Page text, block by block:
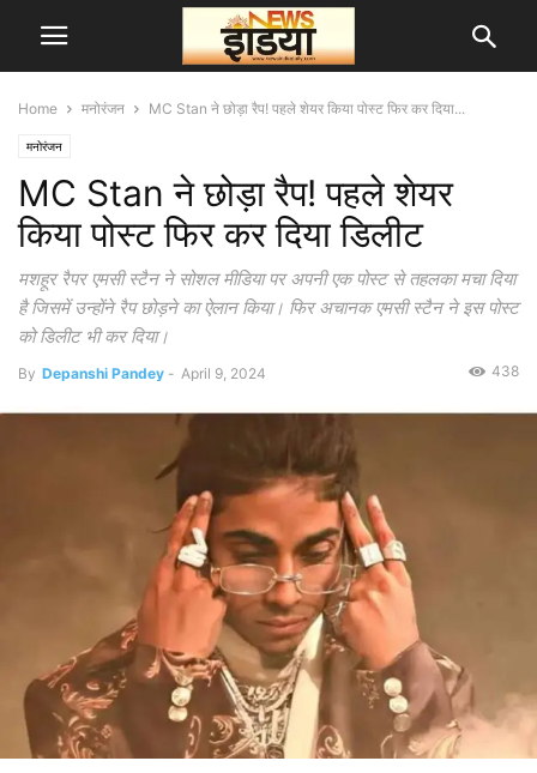
Home मनोरंजन MC Stan ने छोड़ा रैप! पहले शेयर किया पोस्ट फिर कर दिया...
मनोरंजन
MC Stan ने छोड़ा रैप! पहले शेयर
किया पोस्ट फिर कर दिया डिलीट
मशहूर रैपर एमसी स्टैन ने सोशल मीडिया पर अपनी एक पोस्ट से तहलका मचा दिया
है जिसमें उन्होंने रैप छोड़ने का ऐलान किया। फिर अचानक एमसी स्टैन ने इस पोस्ट
को डिलीट भी कर दिया।
By Depanshi Pandey - April 9, 2024 438